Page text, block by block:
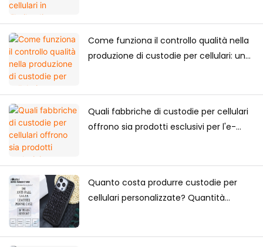
Come funziona il controllo qualità nella
produzione di custodie per cellulari: una
Quali fabbriche di custodie per cellulari
offrono sia prodotti esclusivi per l'e-
Quanto costa produrre custodie per
cellulari personalizzate? Quantità